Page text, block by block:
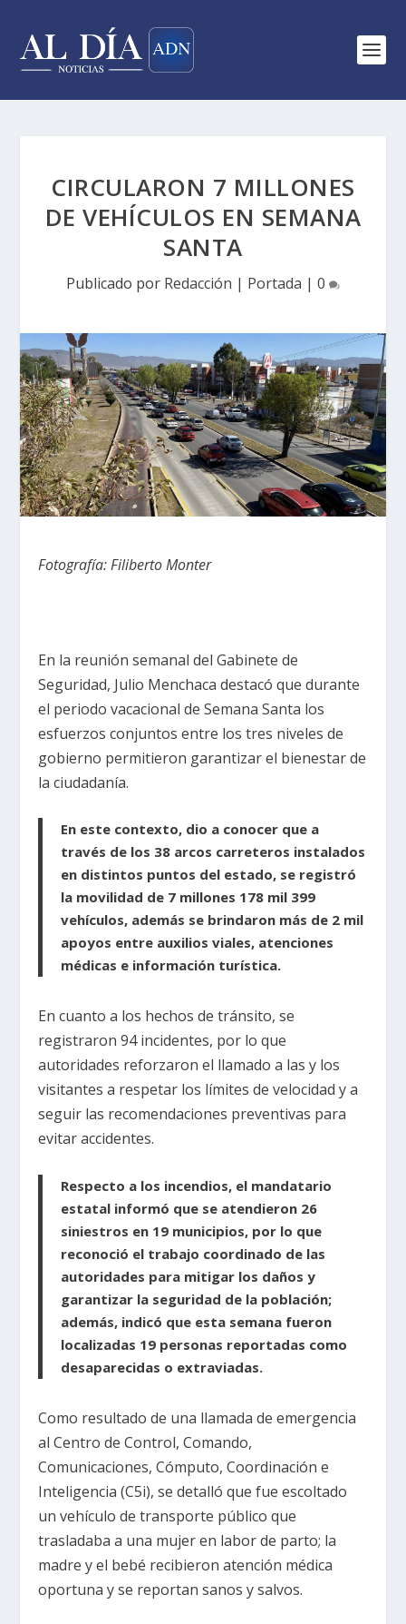
CIRCULARON 7 MILLONES
DE VEHÍCULOS EN SEMANA
SANTA
Publicado por Redacción | Portada | 0
Fotografía: Filiberto Monter
En la reunión semanal del Gabinete de
Seguridad, Julio Menchaca destacó que durante
el periodo vacacional de Semana Santa los
esfuerzos conjuntos entre los tres niveles de
gobierno permitieron garantizar el bienestar de
la ciudadanía.
En este contexto, dio a conocer que a
través de los 38 arcos carreteros instalados
en distintos puntos del estado, se registró
la movilidad de 7 millones 178 mil 399
vehículos, además se brindaron más de 2 mil
apoyos entre auxilios viales, atenciones
médicas e información turística.
En cuanto a los hechos de tránsito, se
registraron 94 incidentes, por lo que
autoridades reforzaron el llamado a las y los
visitantes a respetar los límites de velocidad y a
seguir las recomendaciones preventivas para
evitar accidentes.
Respecto a los incendios, el mandatario
estatal informó que se atendieron 26
siniestros en 19 municipios, por lo que
reconoció el trabajo coordinado de las
autoridades para mitigar los daños y
garantizar la seguridad de la población;
además, indicó que esta semana fueron
localizadas 19 personas reportadas como
desaparecidas o extraviadas.
Como resultado de una llamada de emergencia
al Centro de Control, Comando,
Comunicaciones, Cómputo, Coordinación e
Inteligencia (C5i), se detalló que fue escoltado
un vehículo de transporte público que
trasladaba a una mujer en labor de parto; la
madre y el bebé recibieron atención médica
oportuna y se reportan sanos y salvos.